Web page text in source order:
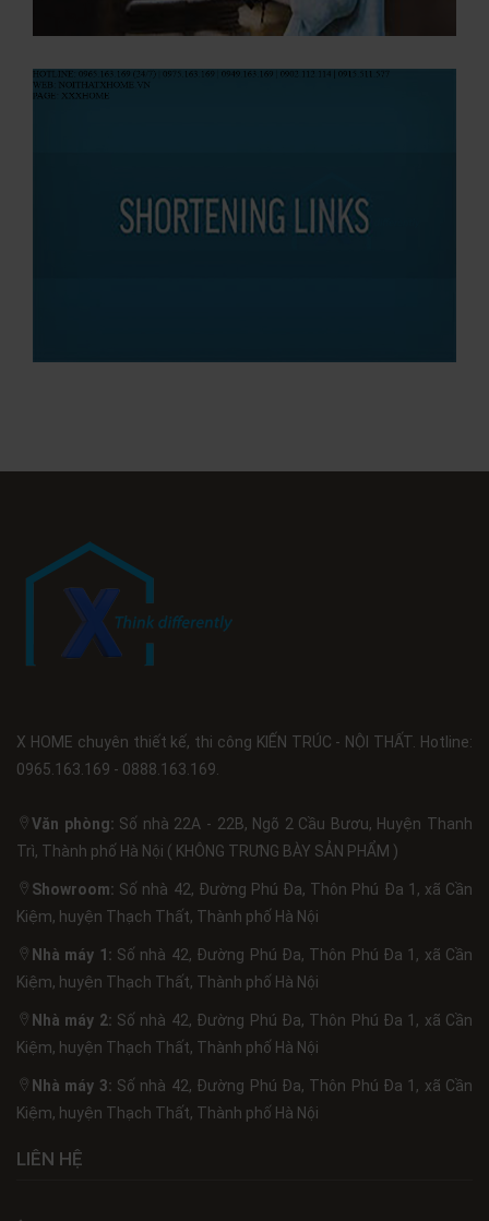
X HOME chuyên thiết kế, thi công KIẾN TRÚC - NỘI THẤT. Hotline:
0965.163.169 - 0888.163.169.
Văn phòng: Số nhà 22A - 22B, Ngõ 2 Cầu Bươu, Huyện Thanh
Trì, Thành phố Hà Nội ( KHÔNG TRƯNG BÀY SẢN PHẨM )
Showroom: Số nhà 42, Đường Phú Đa, Thôn Phú Đa 1, xã Cần
Kiệm, huyện Thạch Thất, Thành phố Hà Nội
Nhà máy 1: Số nhà 42, Đường Phú Đa, Thôn Phú Đa 1, xã Cần
Kiệm, huyện Thạch Thất, Thành phố Hà Nội
Nhà máy 2: Số nhà 42, Đường Phú Đa, Thôn Phú Đa 1, xã Cần
Kiệm, huyện Thạch Thất, Thành phố Hà Nội
Nhà máy 3: Số nhà 42, Đường Phú Đa, Thôn Phú Đa 1, xã Cần
Kiệm, huyện Thạch Thất, Thành phố Hà Nội
LIÊN HỆ